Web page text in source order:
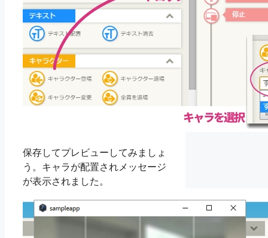
保存してプレビューしてみましょ
う。キャラが配置されメッセージ
が表示されました。